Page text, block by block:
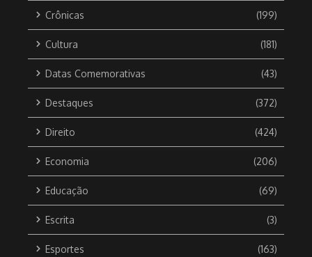
Crônicas (199)
Cultura (181)
Datas Comemorativas (43)
Destaques (372)
Direito (424)
Economia (206)
Educação (69)
Escrita (3)
Esportes (163)